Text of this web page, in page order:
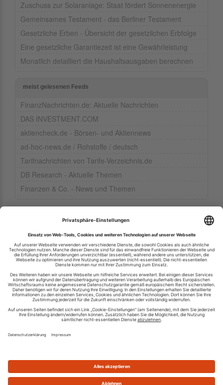
Zuschuss zur Solaranlage: Staat fördert Sonnenenergie
Gemeinsames Testament - das Berliner Testament
Gesetzliche Erben - Übersicht der gesetzlichen Erbfolge
Eine gesetzliche Garantiezeit ist eine Gewährleistung
Monatlich detailliert die Haushaltsausgaben berechnen
meist gelesenen Feeds
FinanzNachrichten.de: Aktuelle Nachrichten
DAS INVESTMENT.COM
aktiencheck.de - Börsen- und Aktiennews
ad-hoc-news.de / Rohstoffe / deutsch
Tarifnachrichten von Tarife-Verzeichnis.de
DB Research - Aktuelle Themen
Finanzen & Co. - News und Themen
Ihren RSS-Feed veröffentlichen
RSS-Verzeichnis.de © 2003-2026
Impressum
Kontakt
Datenschutzinformation
Cookie-Einstellungen
Was ist ein RSS Feed?